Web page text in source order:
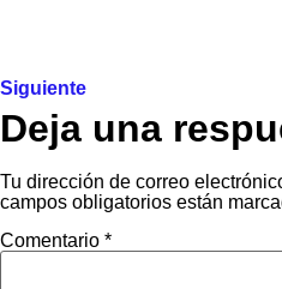
Siguiente
Deja una
Tu dirección de correo
campos obligatorios están
Comentario *